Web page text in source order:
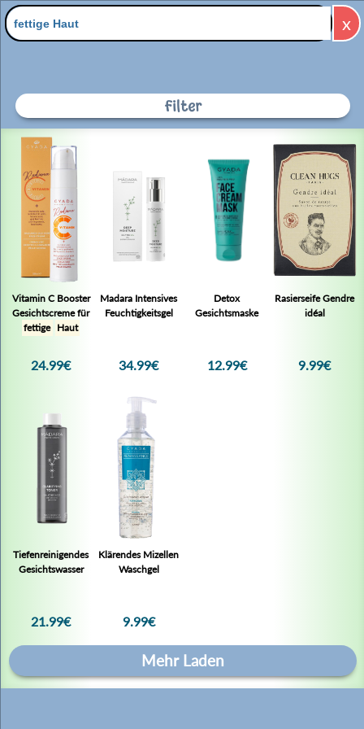
x
Vitamin C Booster
Gesichtscreme für
fettige Haut
24.99€
Madara Intensives
Feuchtigkeitsgel
34.99€
Detox
Gesichtsmaske
12.99€
Rasierseife Gendre
idéal
9.99€
Tiefenreinigendes
Gesichtswasser
21.99€
Klärendes Mizellen
Waschgel
9.99€
Mehr Laden
Filter
Zu "fettige Haut" wurde
kein Produkt gefunden
Keine Produkte gefunden.
Gesetzliche Informationen